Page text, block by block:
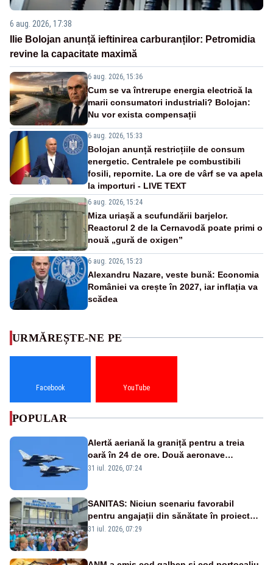
6 aug. 2026, 17:38
Ilie Bolojan anunță ieftinirea carburanților: Petromidia
revine la capacitate maximă
6 aug. 2026, 15:36
Cum se va întrerupe energia electrică la
marii consumatori industriali? Bolojan:
Nu vor exista compensații
6 aug. 2026, 15:33
Bolojan anunță restricțiile de consum
energetic. Centralele pe combustibili
fosili, repornite. La ore de vârf se va apela
la importuri - LIVE TEXT
6 aug. 2026, 15:24
Miza uriașă a scufundării barjelor.
Reactorul 2 de la Cernavodă poate primi o
nouă „gură de oxigen”
6 aug. 2026, 15:23
Alexandru Nazare, veste bună: Economia
României va crește în 2027, iar inflația va
scădea
URMĂREȘTE-NE PE
Facebook YouTube
POPULAR
Alertă aeriană la graniță pentru a treia
oară în 24 de ore. Două aeronave
Eurofighter britanice au fost ridicate de la
31 iul. 2026, 07:24
SANITAS: Niciun scenariu favorabil
pentru angajații din sănătate în proiectul
Legii salarizării
31 iul. 2026, 07:29